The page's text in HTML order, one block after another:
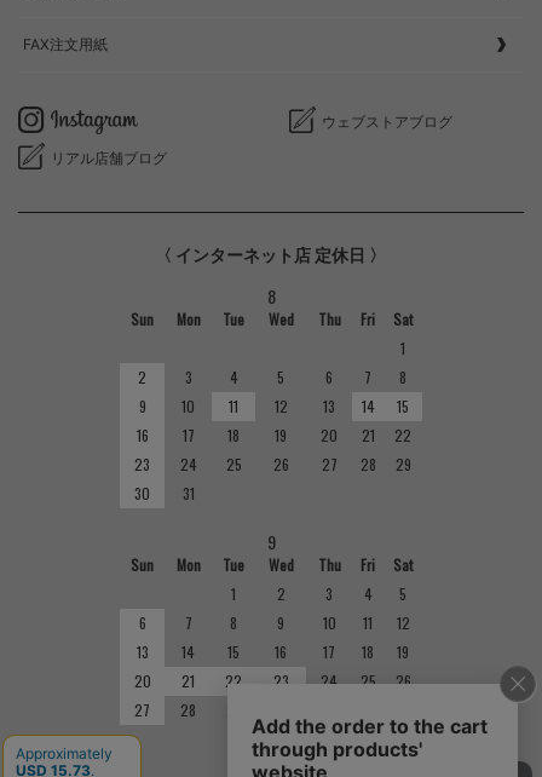
FAX注文用紙
ウェブストアブログ
リアル店舗ブログ
〈 インターネット店 定休日 〉
8
Sun Mon Tue Wed Thu Fri
Sat
1
2
3 4 5 6 7
8
9
10 11 12 13 14
15
16
17 18 19 20 21
22
23
24 25 26 27 28
29
30
31
9
Sun Mon Tue Wed Thu Fri
Sat
1
2 3 4
5
6
7 8 9 10 11
12
13
14 15 16 17 18
19
20
21 22 23 24 25
26
27
28
■ 定休日